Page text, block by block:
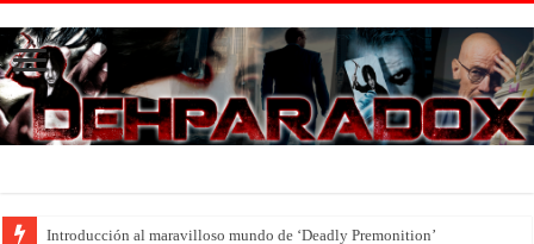
Introducción al maravilloso mundo de ‘Deadly Premonition’